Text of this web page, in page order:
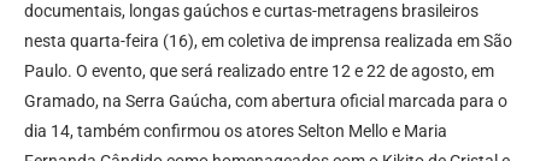
documentais, longas gaúchos e curtas-metragens brasileiros
nesta quarta-feira (16), em coletiva de imprensa realizada em São
Paulo. O evento, que será realizado entre 12 e 22 de agosto, em
Gramado, na Serra Gaúcha, com abertura oficial marcada para o
dia 14, também confirmou os atores Selton Mello e Maria